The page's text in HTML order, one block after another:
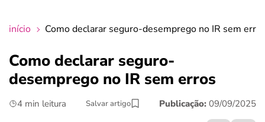
crédito fácil
últimas notícias
início Como declarar seguro-desemprego no IR sem
Como declarar seguro-
desemprego no IR sem erros
4 min leitura Salvar artigo Publicação: 09/09/2025